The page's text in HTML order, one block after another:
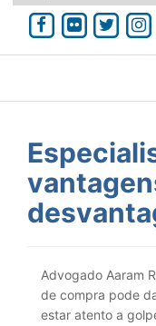
Advogado Aaram
de compra pode
estar atento a